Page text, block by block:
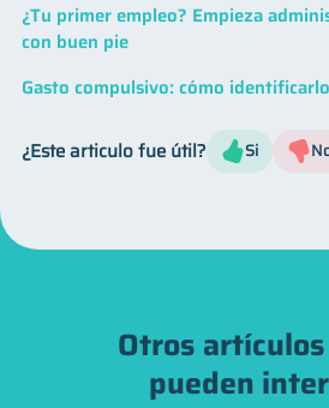
Otros
pueden
¿Tu primer empleo? Empieza
con buen pie
Gasto compulsivo: cómo
¿Este articulo fue útil? Si